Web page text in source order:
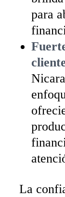
para
La